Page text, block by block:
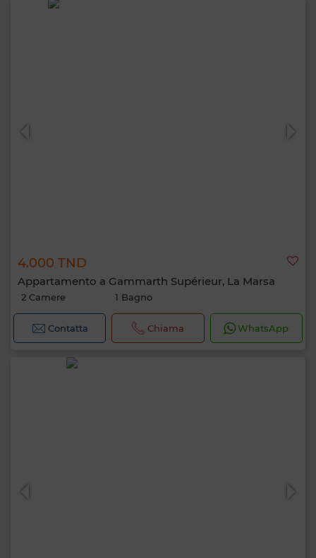
4.000 TND
Appartamento a Gammarth Supérieur, La Marsa
2 Camere 1 Bagno
Contatta Chiama WhatsApp